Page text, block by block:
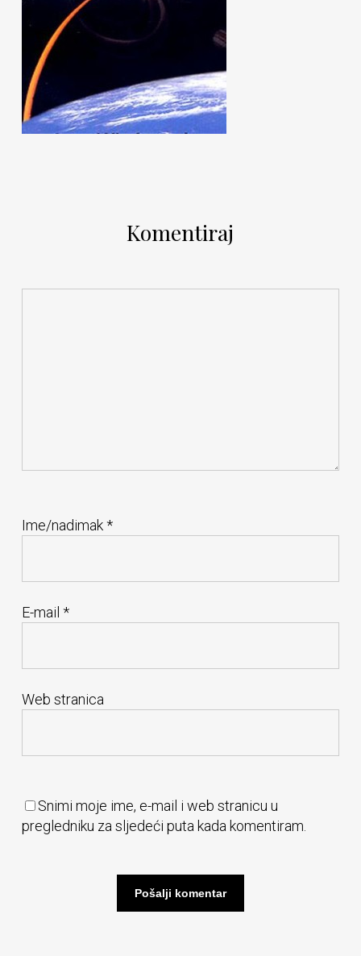
Komentiraj
Ime/nadimak*
E-mail *
Web stranica
Snimi moje ime, e-mail i web stranicu u
pregledniku za sljedeći puta kada komentiram.